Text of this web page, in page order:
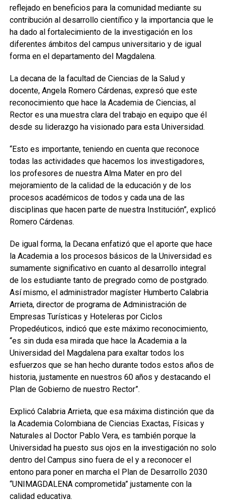
reflejado en beneficios para la comunidad mediante su
contribución al desarrollo científico y la importancia que le
ha dado al fortalecimiento de la investigación en los
diferentes ámbitos del campus universitario y de igual
forma en el departamento del Magdalena.
La decana de la facultad de Ciencias de la Salud y
docente, Angela Romero Cárdenas, expresó que este
reconocimiento que hace la Academia de Ciencias, al
Rector es una muestra clara del trabajo en equipo que él
desde su liderazgo ha visionado para esta Universidad.
“Esto es importante, teniendo en cuenta que reconoce
todas las actividades que hacemos los investigadores,
los profesores de nuestra Alma Mater en pro del
mejoramiento de la calidad de la educación y de los
procesos académicos de todos y cada una de las
disciplinas que hacen parte de nuestra Institución”, explicó
Romero Cárdenas.
De igual forma, la Decana enfatizó que el aporte que hace
la Academia a los procesos básicos de la Universidad es
sumamente significativo en cuanto al desarrollo integral
de los estudiante tanto de pregrado como de postgrado.
Así mismo, el administrador magíster Humberto Calabria
Arrieta, director de programa de Administración de
Empresas Turísticas y Hoteleras por Ciclos
Propedéuticos, indicó que este máximo reconocimiento,
“es sin duda esa mirada que hace la Academia a la
Universidad del Magdalena para exaltar todos los
esfuerzos que se han hecho durante todos estos años de
historia, justamente en nuestros 60 años y destacando el
Plan de Gobierno de nuestro Rector”.
Explicó Calabria Arrieta, que esa máxima distinción que da
la Academia Colombiana de Ciencias Exactas, Físicas y
Naturales al Doctor Pablo Vera, es también porque la
Universidad ha puesto sus ojos en la investigación no solo
dentro del Campus sino fuera de el y a reconocer el
entono para poner en marcha el Plan de Desarrollo 2030
“UNIMAGDALENA comprometida” justamente con la
calidad educativa.